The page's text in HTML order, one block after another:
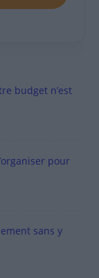
budget n’est
pour
sans y